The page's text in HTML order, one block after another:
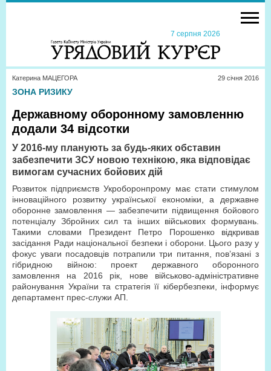
7 серпня 2026
Катерина МАЦЕГОРА 29 сiчня 2016
ЗОНА РИЗИКУ
Державному оборонному замовленню
додали 34 відсотки
У 2016-му планують за будь-яких обставин
забезпечити ЗСУ новою технікою, яка відповідає
вимогам сучасних бойових дій
Розвиток підприємств Укроборонпрому має стати стимулом
інноваційного розвитку української економіки, а державне
оборонне замовлення — забезпечити підвищення бойового
потенціалу Збройних сил та інших військових формувань.
Такими словами Президент Петро Порошенко відкривав
засідання Ради національної безпеки і оборони. Цього разу у
фокус уваги посадовців потрапили три питання, пов’язані з
гібридною війною: проект державного оборонного
замовлення на 2016 рік, нове військово-адміністративне
районування України та стратегія її кібербезпеки, інформує
департамент прес-служи АП.